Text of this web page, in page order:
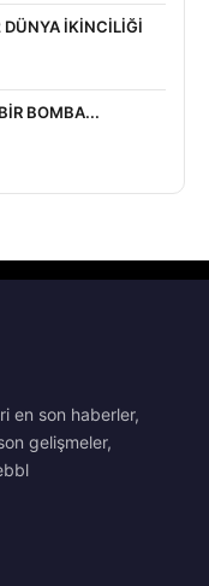
İKİNCİLİĞİ
BOMBA...
en son haberler,
gelişmeler,